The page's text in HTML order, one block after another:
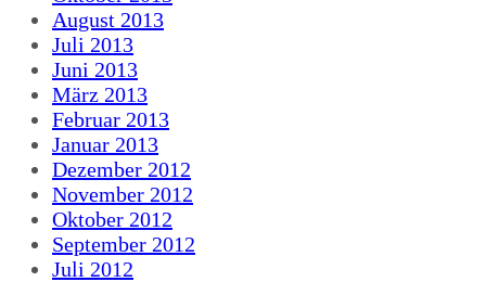
August 2013
Juli 2013
Juni 2013
März 2013
Februar 2013
Januar 2013
Dezember 2012
November 2012
Oktober 2012
September 2012
Juli 2012